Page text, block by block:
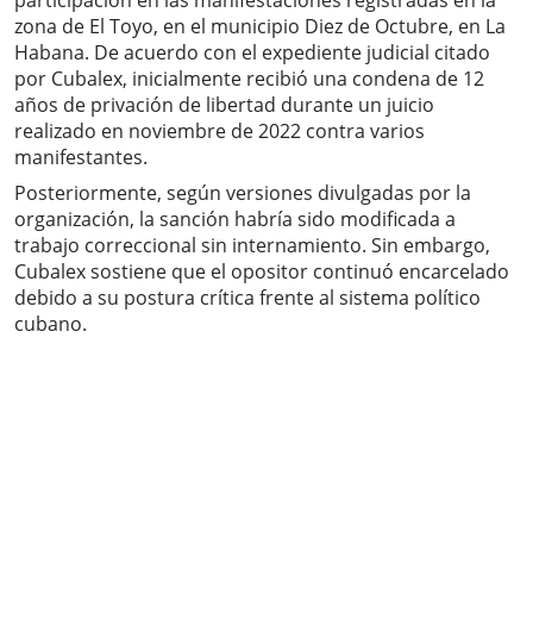
zona de El Toyo, en el municipio Diez de Octubre, en La
Habana. De acuerdo con el expediente judicial citado
por Cubalex, inicialmente recibió una condena de 12
años de privación de libertad durante un juicio
realizado en noviembre de 2022 contra varios
manifestantes.
Posteriormente, según versiones divulgadas por la
organización, la sanción habría sido modificada a
trabajo correccional sin internamiento. Sin embargo,
Cubalex sostiene que el opositor continuó encarcelado
debido a su postura crítica frente al sistema político
cubano.